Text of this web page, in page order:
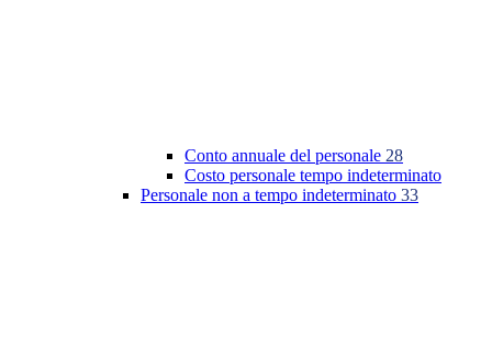
Conto annuale del personale 28
Costo personale tempo indeterminato
Personale non a tempo indeterminato 33